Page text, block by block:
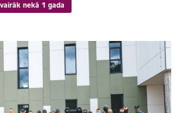
nekā 1 gada